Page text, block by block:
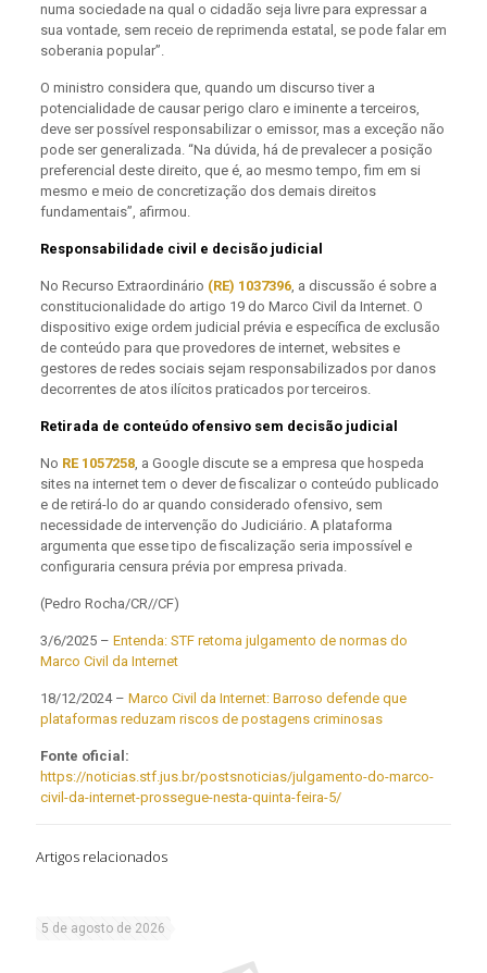
numa sociedade na qual o cidadão seja livre para expressar a
sua vontade, sem receio de reprimenda estatal, se pode falar em
soberania popular”.
O ministro considera que, quando um discurso tiver a
potencialidade de causar perigo claro e iminente a terceiros,
deve ser possível responsabilizar o emissor, mas a exceção não
pode ser generalizada. “Na dúvida, há de prevalecer a posição
preferencial deste direito, que é, ao mesmo tempo, fim em si
mesmo e meio de concretização dos demais direitos
fundamentais”, afirmou.
Responsabilidade civil e decisão judicial
No Recurso Extraordinário (RE) 1037396, a discussão é sobre a
constitucionalidade do artigo 19 do Marco Civil da Internet. O
dispositivo exige ordem judicial prévia e específica de exclusão
de conteúdo para que provedores de internet, websites e
gestores de redes sociais sejam responsabilizados por danos
decorrentes de atos ilícitos praticados por terceiros.
Retirada de conteúdo ofensivo sem decisão judicial
No RE 1057258, a Google discute se a empresa que hospeda
sites na internet tem o dever de fiscalizar o conteúdo publicado
e de retirá-lo do ar quando considerado ofensivo, sem
necessidade de intervenção do Judiciário. A plataforma
argumenta que esse tipo de fiscalização seria impossível e
configuraria censura prévia por empresa privada.
(Pedro Rocha/CR//CF)
3/6/2025 – Entenda: STF retoma julgamento de normas do
Marco Civil da Internet
18/12/2024 – Marco Civil da Internet: Barroso defende que
plataformas reduzam riscos de postagens criminosas
Fonte oficial:
https://noticias.stf.jus.br/postsnoticias/julgamento-do-marco-
civil-da-internet-prossegue-nesta-quinta-feira-5/
Artigos relacionados
5 de agosto de 2026